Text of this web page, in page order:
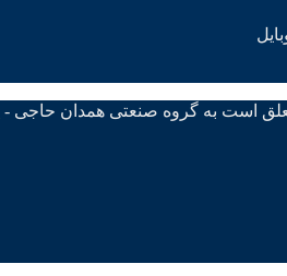
است به گروه صنعتی همدان حاجی -